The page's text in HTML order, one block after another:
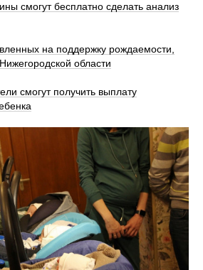
смогут бесплатно сделать анализ
на поддержку рождаемости,
области
смогут получить выплату